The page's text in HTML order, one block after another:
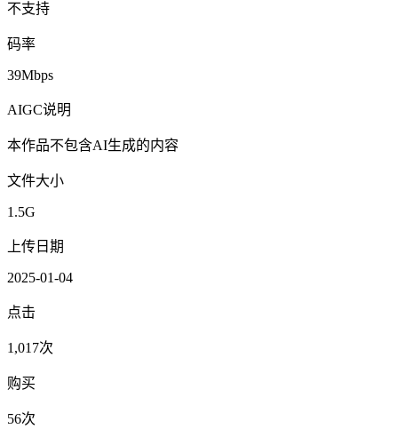
不支持
码率
39Mbps
AIGC说明
本作品不包含AI生成的内容
文件大小
1.5G
上传日期
2025-01-04
点击
1,017次
购买
56次